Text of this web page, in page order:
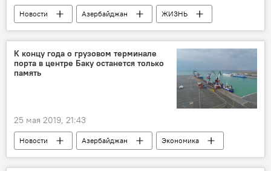
Новости Азербайджан
ЖИЗНЬ
ТЕХНОЛОГИИ
Здоровье
Зависимость
К концу года о грузовом терминале
порта в центре Баку останется только
память
25 мая 2019, 21:43
Новости Азербайджан
Экономика
ТЕХНОЛОГИИ
ЖИЗНЬ
порт